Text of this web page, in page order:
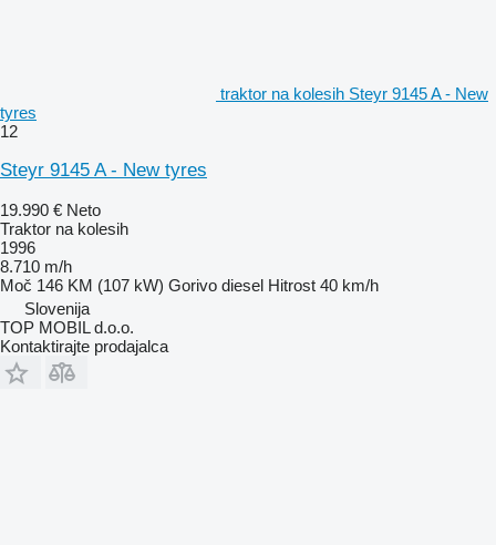
traktor na kolesih Steyr 9145 A - New
tyres
12
Steyr 9145 A - New tyres
19.990 € Neto
Traktor na kolesih
1996
8.710 m/h
Moč 146 KM (107 kW) Gorivo diesel Hitrost 40 km/h
Slovenija
TOP MOBIL d.o.o.
Kontaktirajte prodajalca